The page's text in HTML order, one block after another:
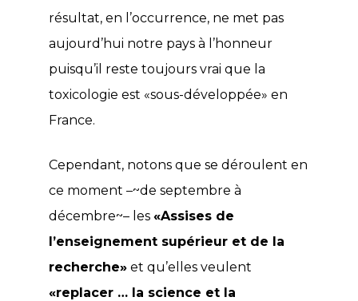
résultat, en l’occurrence, ne met pas
aujourd’hui notre pays à l’honneur
puisqu’il reste toujours vrai que la
toxicologie est «sous-développée» en
France.
Cependant, notons que se déroulent en
ce moment –~de septembre à
décembre~– les «Assises de
l’enseignement supérieur et de la
recherche» et qu’elles veulent
«replacer … la science et la